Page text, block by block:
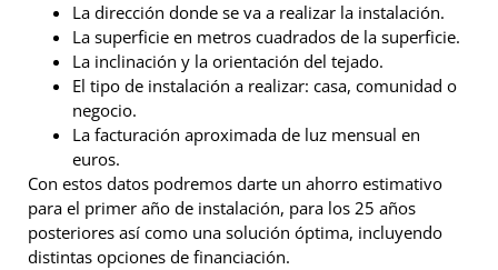
La dirección donde se va a realizar la instalación.
La superficie en metros cuadrados de la superficie.
La inclinación y la orientación del tejado.
El tipo de instalación a realizar: casa, comunidad o
negocio.
La facturación aproximada de luz mensual en
euros.
Con estos datos podremos darte un ahorro estimativo
para el primer año de instalación, para los 25 años
posteriores así como una solución óptima, incluyendo
distintas opciones de financiación.